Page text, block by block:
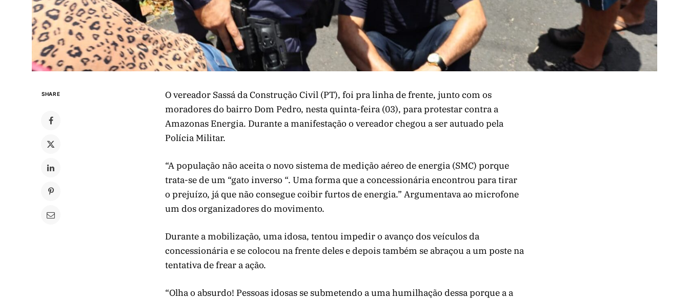
SHARE
O vereador Sassá da Construção Civil (PT), foi pra linha de frente, junto com os
moradores do bairro Dom Pedro, nesta quinta-feira (03), para protestar contra a
Amazonas Energia. Durante a manifestação o vereador chegou a ser autuado pela
Polícia Militar.
“A população não aceita o novo sistema de medição aéreo de energia (SMC) porque
trata-se de um “gato inverso “. Uma forma que a concessionária encontrou para tirar
o prejuízo, já que não consegue coibir furtos de energia.” Argumentava ao microfone
um dos organizadores do movimento.
Durante a mobilização, uma idosa, tentou impedir o avanço dos veículos da
concessionária e se colocou na frente deles e depois também se abraçou a um poste na
tentativa de frear a ação.
“Olha o absurdo! Pessoas idosas se submetendo a uma humilhação dessa porque a a